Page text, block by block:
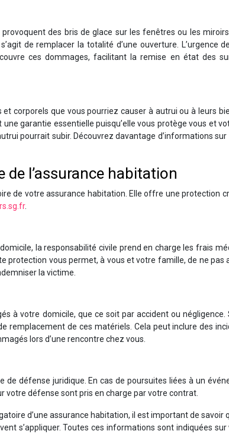
des bris de glace sur les fenêtres ou les
de remplacer la totalité d’une ouverture. L’urgence
ces dommages, facilitant la remise en état des
corporels que vous pourriez causer à autrui ou à leurs
une garantie essentielle puisqu’elle vous protège vous et
pourrait subir. Découvrez davantage d’informations
l’assurance habitation
de votre assurance habitation. Elle offre une protection
.
la responsabilité civile prend en charge les frais
protection vous permet, à vous et votre famille, de ne pas
la victime.
à votre domicile, que ce soit par accident ou négligence.
remplacement de ces matériels. Cela peut inclure des
lors d’une rencontre chez vous.
de défense juridique. En cas de poursuites liées à un
votre défense sont pris en charge par votre contrat.
d’une assurance habitation, il est important de savoir
s’appliquer. Toutes ces informations sont indiquées sur